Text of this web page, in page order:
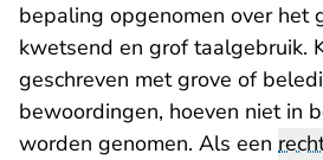
bepaling opgenomen over het
kwetsend en grof taalgebruik.
geschreven met grove of
bewoordingen, hoeven niet in
worden genomen. Als een